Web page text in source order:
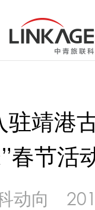
靖港
春节活
动向